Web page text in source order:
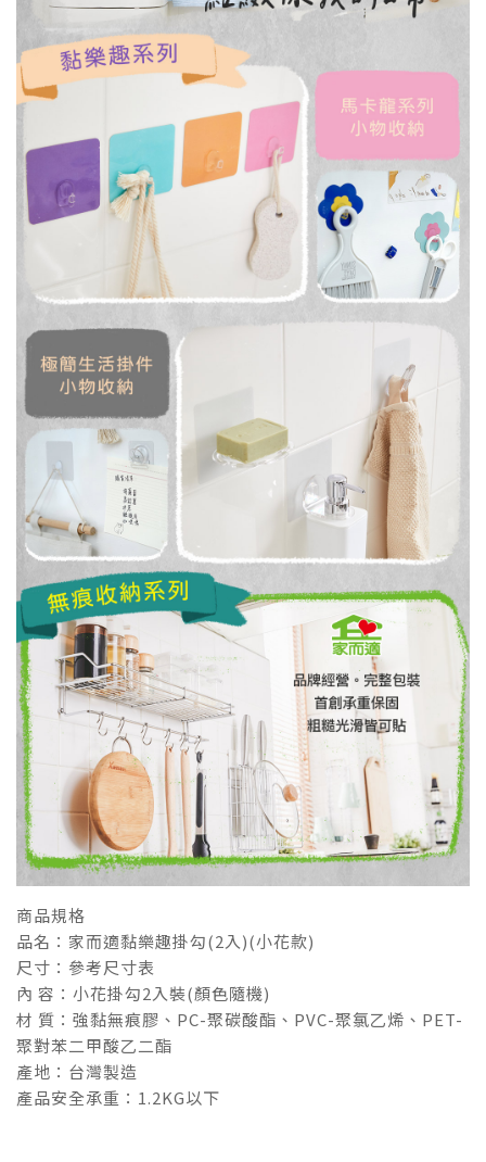
商品規格
品名：家而適黏樂趣掛勾(2入)(小花款)
尺寸：參考尺寸表
內 容：小花掛勾2入裝(顏色隨機)
材 質：強黏無痕膠、PC-聚碳酸酯、PVC-聚氯乙烯、PET-
聚對苯二甲酸乙二酯
產地：台灣製造
產品安全承重：1.2KG以下